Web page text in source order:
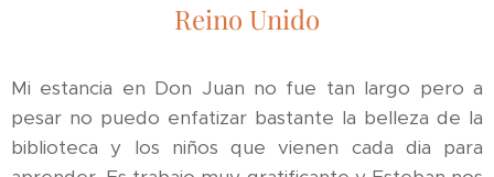
Reino Unido
Mi estancia en Don Juan no fue tan largo pero a
pesar no puedo enfatizar bastante la belleza de la
biblioteca y los niños que vienen cada dia para